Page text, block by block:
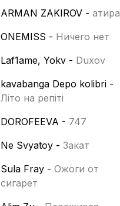
ARMAN ZAKIROV - Қатира
ONEMISS - Ничего нет
Laf1ame, Yokv - Duxov
kavabanga Depo kolibri -
Літо на репіті
DOROFEEVA - 747
Ne Svyatoy - Закат
Sula Fray - Ожоги от
сигарет